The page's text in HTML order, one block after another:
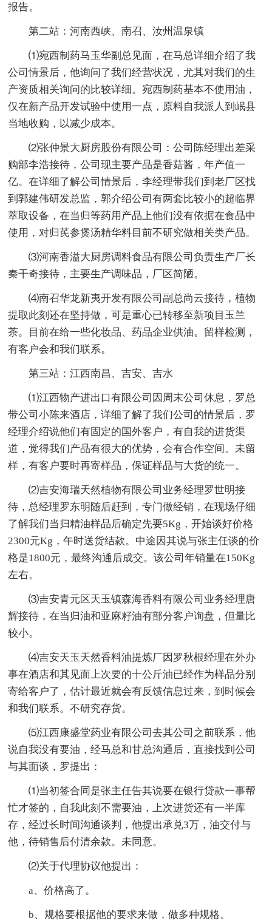
报告。
第二站：河南西峡、南召、汝州温泉镇
⑴宛西制药马玉华副总见面，在马总详细介绍了我
公司情景后，他询问了我们经营状况，尤其对我们的生
产资质相关询问的比较详细。宛西制药基本不使用油，
仅在新产品开发试验中使用一点，原料自我派人到岷县
当地收购，以减少成本。
⑵张仲景大厨房股份有限公司：公司陈经理出差采
购部李浩接待，公司现主要产品是香菇酱，年产值一
亿。在详细了解公司情景后，李经理带我们到老厂区找
到郭建伟研发总监，郭介绍公司有两套比较小的超临界
萃取设备，在当归等药用产品上他们没有依据在食品中
使用，对归芪参煲汤精华料目前不研究做相关类产品。
⑶河南香溢大厨房调料食品有限公司负责生产厂长
秦干奇接待，主要生产调味品，厂区简陋。
⑷南召华龙新夷开发有限公司副总尚云接待，植物
提取此刻还在坚持做，可是重心已转移至新项目玉兰
茶。目前在给一些化妆品、药品企业供油。留样检测，
有客户会和我们联系。
第三站：江西南昌、吉安、吉水
⑴江西物产进出口有限公司因周末公司休息，罗总
带公司小陈来酒店，详细了解了我们公司的情景后，罗
经理介绍说他们有固定的国外客户，有自我的进货渠
道，觉得我们产品有很大的优势，会有合作空间。未留
样，有客户要时再寄样品，保证样品与大货的统一。
⑵吉安海瑞天然植物有限公司业务经理罗世明接
待，总经理罗东明随后赶到，专门做经销，在现场仔细
了解我们当归精油样品后确定先要5Kg，开始谈好价格
2300元Kg，午时送货结款。中途因其说与张主任谈的价
格是1800元，最终沟通后成交。该公司年销量在150Kg
左右。
⑶吉安青元区天玉镇森海香料有限公司业务经理唐
辉接待，在当归油和亚麻籽油有部分客户询盘，但量比
较小。
⑷吉安天玉天然香料油提炼厂因罗秋根经理在外办
事在酒店和其见面上次要的十公斤油已经作为样品分别
寄给客户了，估计最近就会有反馈信息过来，到时候会
和我们联系。不研究存货。
⑸江西康盛堂药业有限公司去其公司之前联系，他
说自我没有要油，经马总和甘总沟通后，直接找到公司
与其面谈，罗提出：
⑴当初签合同是张主任告其说要在银行贷款一事帮
忙才签的，自我此刻不需要油，上次进货还有一半库
存，经过长时间沟通谈判，他提出承兑3万，油交付与
他，待销售后付清余款。未同意。
⑵关于代理协议他提出：
a、价格高了。
b、规格要根据他的要求来做，做多种规格。